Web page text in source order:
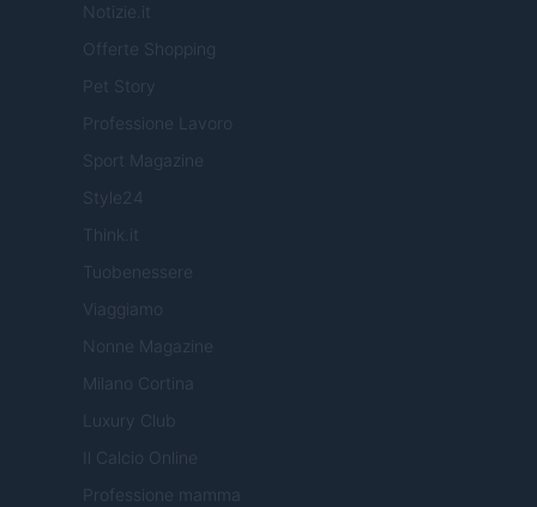
Notizie.it
Offerte Shopping
Pet Story
Professione Lavoro
Sport Magazine
Style24
Think.it
Tuobenessere
Viaggiamo
Nonne Magazine
Milano Cortina
Luxury Club
Il Calcio Online
Professione mamma